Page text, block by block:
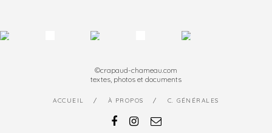
©crapaud-chameau.com
textes, photos et documents
ACCUEIL À PROPOS C. GÉNÉRALES